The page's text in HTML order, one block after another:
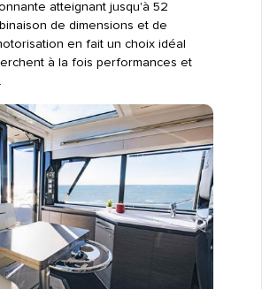
atteignant jusqu'à 52
de dimensions et de
en fait un choix idéal
à la fois performances et